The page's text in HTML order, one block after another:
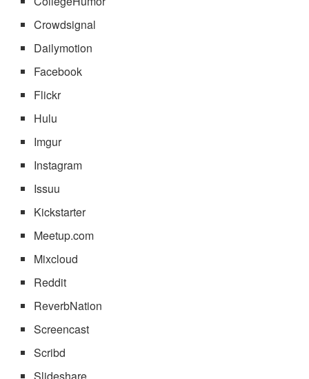
Crowdsignal
Dailymotion
Facebook
Flickr
Hulu
Imgur
Instagram
Issuu
Kickstarter
Meetup.com
Mixcloud
Reddit
ReverbNation
Screencast
Scribd